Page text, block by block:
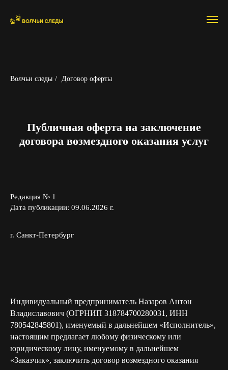
Волчьи следы / Договор оферты
Публичная оферта на заключение
договора возмездного оказания услуг
Редакция № 1
Дата публикации: 09.06.2026 г.
г. Санкт-Петербург
Индивидуальный предприниматель Назаров Антон
Владиславович (ОГРНИП 318784700280031, ИНН
780542845801), именуемый в дальнейшем «Исполнитель»,
настоящим предлагает любому физическому или
юридическому лицу, именуемому в дальнейшем
«Заказчик», заключить договор возмездного оказания